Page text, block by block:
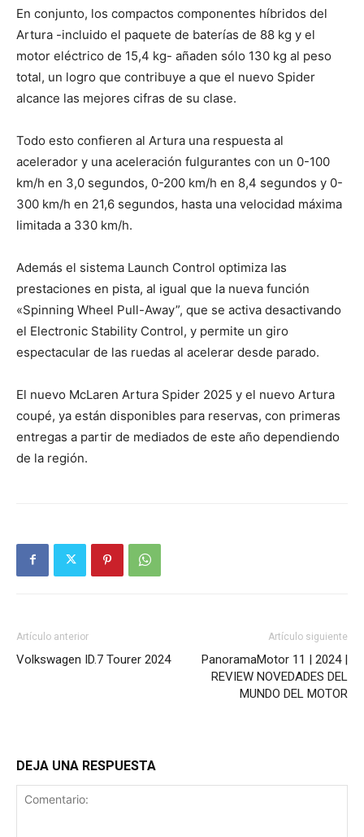
En conjunto, los compactos componentes híbridos del
Artura -incluido el paquete de baterías de 88 kg y el
motor eléctrico de 15,4 kg- añaden sólo 130 kg al peso
total, un logro que contribuye a que el nuevo Spider
alcance las mejores cifras de su clase.
Todo esto confieren al Artura una respuesta al
acelerador y una aceleración fulgurantes con un 0-100
km/h en 3,0 segundos, 0-200 km/h en 8,4 segundos y 0-
300 km/h en 21,6 segundos, hasta una velocidad máxima
limitada a 330 km/h.
Además el sistema Launch Control optimiza las
prestaciones en pista, al igual que la nueva función
«Spinning Wheel Pull-Away”, que se activa desactivando
el Electronic Stability Control, y permite un giro
espectacular de las ruedas al acelerar desde parado.
El nuevo McLaren Artura Spider 2025 y el nuevo Artura
coupé, ya están disponibles para reservas, con primeras
entregas a partir de mediados de este año dependiendo
de la región.
Artículo anterior
Volkswagen ID.7 Tourer 2024
Artículo siguiente
PanoramaMotor 11 | 2024 |
REVIEW NOVEDADES DEL
MUNDO DEL MOTOR
DEJA UNA RESPUESTA